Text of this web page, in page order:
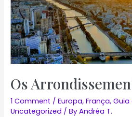
Os
1 Comment /Europa,França,
Uncategorized / ByAndréa T.